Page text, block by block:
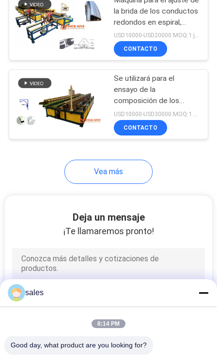
conductos
rectangulares
Máquina de
conductos en
espiral
Máquina formadora
Máquina para el
codo de conducto
redondo
la brida de los conductos
redondos en espiral,
conector de conductos
redondos, brida de los
conductos redondos,
USD10000-USD20000 MOQ:1 juego
CONTACTO
Se utilizará para el
ensayo de la
composición de los
materiales de ensayo.
USD10000-USD30000 MOQ:1 conjunto
CONTACTO
Vea más
Deja un mensaje
¡Te llamaremos pronto!
sales
8:14 PM
Good day, what product are you looking for?